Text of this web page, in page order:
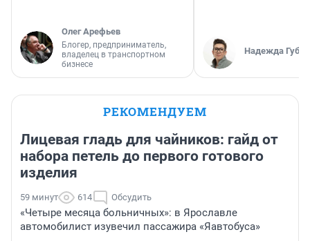
Олег Арефьев
Блогер, предприниматель,
владелец в транспортном
бизнесе
Надежда
РЕКОМЕНДУЕМ
Лицевая гладь для чайников: гайд от
набора петель до первого готового
изделия
59 минут 614 Обсудить
«Четыре месяца больничных»: в Ярославле
автомобилист изувечил пассажира «Яавтобуса»